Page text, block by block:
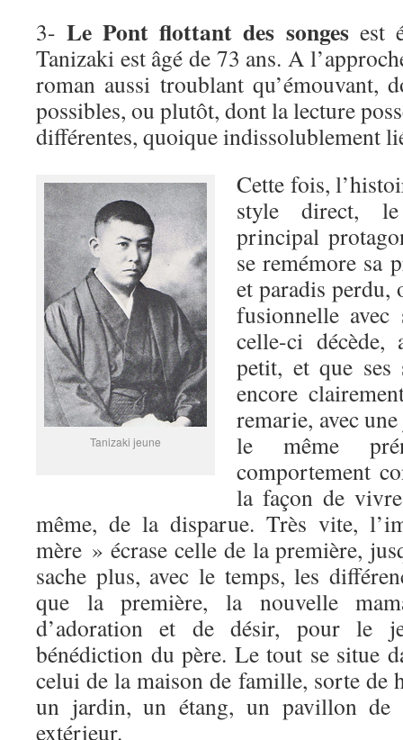
3-Le Pont flottant des songesest
Tanizaki est âgé de 73 ans. A
roman aussi troublant qu’émouvant,
possibles, ou plutôt, dont la lecture
différentes, quoique indissolublement
Tanizaki jeune
Cette fois,
style direct,
principal
se remémore sa
et paradis
fusionnelle avec
celle-ci décède,
petit, et que ses
encore
remarie, avec
le même
comportement
la façon de
même, de la disparue. Très vite,
mère » écrase celle de la première,
sache plus, avec le temps, les
que la première, la nouvelle
d’adoration et de désir, pour le
bénédiction du père. Le tout se situe
celui de la maison de famille, sorte de
un jardin, un étang, un pavillon de
extérieur.